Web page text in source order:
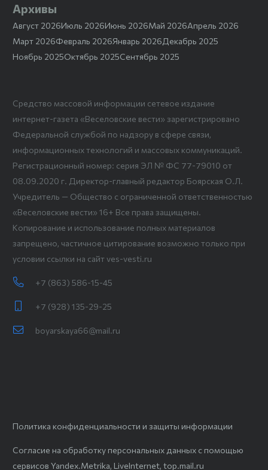
Архивы
Август 2026Июль 2026Июнь 2026Май 2026Апрель 2026
Март 2026Февраль 2026Январь 2026Декабрь 2025
Ноябрь 2025Октябрь 2025Сентябрь 2025
Средство массовой информации сетевое издание
интернет-газета «Веселовские вести» зарегистрировано
Федеральной службой по надзору в сфере связи,
информационных технологий и массовых коммуникаций.
Регистрационный номер: серия ЭЛ № ФС 77-79010 от
08.09.2020 г. Директор-главный редактор Боярская О.Л.
Учредитель — Общество с ограниченной ответственностью
«Веселовские вести» 16+ Все права защищены.
Копирование и использование полных материалов
запрещено, частичное цитирование возможно только при
условии ссылки на сайт ves-vesti.ru
+7 (863) 586-15-45
+7 (928) 135-29-25
boyarskaya66@mail.ru
Политика конфиденциальности и защиты информации
Согласие на обработку персональных данных с помощью
сервисов Yandex.Metrika, LiveInternet, top.mail.ru